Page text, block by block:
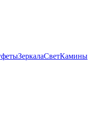
ЗеркалаСветКамины